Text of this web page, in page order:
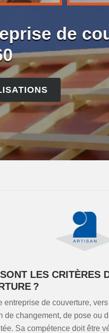
de
LES CRITÈRES
?
entreprise de couverture,
de changement, de pose ou
Sa compétence doit être